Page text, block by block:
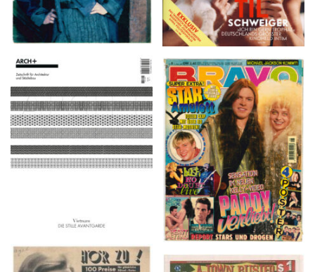
ARCH+ Nr. 226, Herbst
2016
BRAVO – Nr. 8, 13. Febr.
1997